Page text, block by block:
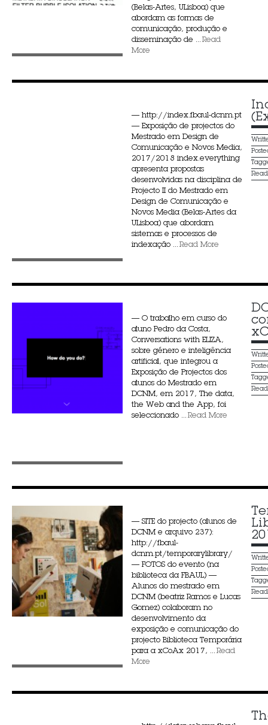
(Belas-Artes, ULisboa) que
abordam as formas de
comunicação, produção e
disseminação de ... Read
More
— http://index.fbaul-dcnm.pt
— Exposição de projectos do
Mestrado em Design de
Comunicação e Novos Media,
2017/2018 index.everything
apresenta propostas
desenvolvidas na disciplina de
Projecto II do Mestrado em
Design de Comunicação e
Novos Media (Belas-Artes da
ULisboa) que abordam
sistemas e processos de
indexação ... Read More
— O trabalho em curso do
aluno Pedro da Costa,
Conversations with ELIZA,
sobre género e inteligência
artificial, que integrou a
Exposição de Projectos dos
alunos do Mestrado em
DCNM, em 2017, The data,
the Web and the App, foi
seleccionado ... Read More
— SITE do projecto (alunos de
DCNM e arquivo 237):
http://fbaul-
dcnm.pt/temporarylibrary/
— FOTOS do evento (na
biblioteca da FBAUL) —
Alunos do mestrado em
DCNM (beatriz Ramos e Lucas
Gomez) colaboram no
desenvolvimento da
exposição e comunicação do
projecto Biblioteca Temporária
para a xCoAx 2017, ... Read
More